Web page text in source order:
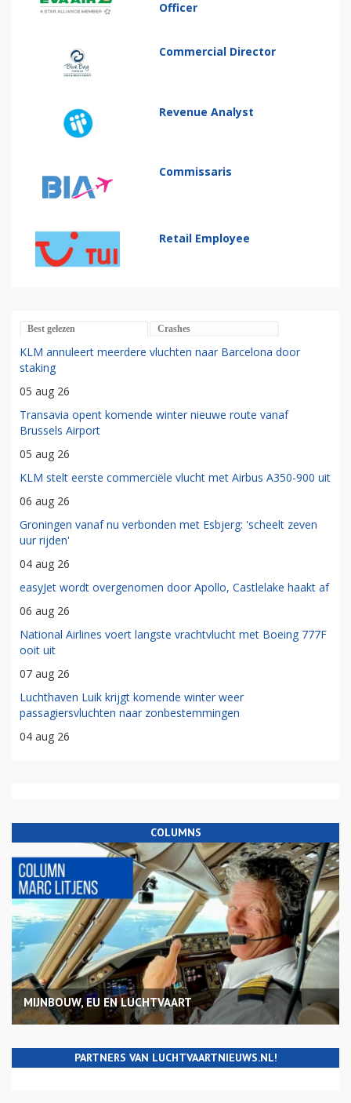
Officer
Commercial Director
Revenue Analyst
Commissaris
Retail Employee
Best gelezen Crashes
KLM annuleert meerdere vluchten naar Barcelona door
staking
05 aug 26
Transavia opent komende winter nieuwe route vanaf
Brussels Airport
05 aug 26
KLM stelt eerste commerciële vlucht met Airbus A350-900 uit
06 aug 26
Groningen vanaf nu verbonden met Esbjerg: 'scheelt zeven
uur rijden'
04 aug 26
easyJet wordt overgenomen door Apollo, Castlelake haakt af
06 aug 26
National Airlines voert langste vrachtvlucht met Boeing 777F
ooit uit
07 aug 26
Luchthaven Luik krijgt komende winter weer
passagiersvluchten naar zonbestemmingen
04 aug 26
COLUMNS
MIJNBOUW, EU EN LUCHTVAART
PARTNERS VAN LUCHTVAARTNIEUWS.NL!